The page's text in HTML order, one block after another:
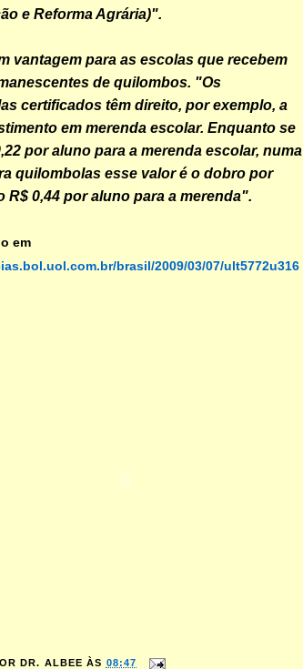
e Reforma Agrária)".
vantagem para as escolas que recebem
de quilombos. "Os
certificados têm direito, por exemplo, a
em merenda escolar. Enquanto se
por aluno para a merenda escolar, numa
quilombolas esse valor é o dobro por
R$ 0,44 por aluno para a merenda".
em
brasil/2009/03/07/ult5772u316
DR. ALBEE ÀS 08:47